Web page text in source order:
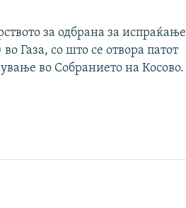
за одбрана за испраќање
Газа, со што се отвора патот
во Собранието на Косово.